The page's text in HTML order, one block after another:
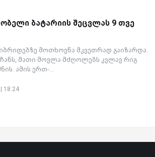
ბატარიის შეცვლას 9 თვე
მოთხოვნა მკვეთრად გაიზარდა.
მათი მოვლა მძღოლებს კვლავ რიგ
ამის ერთ-...
18:24